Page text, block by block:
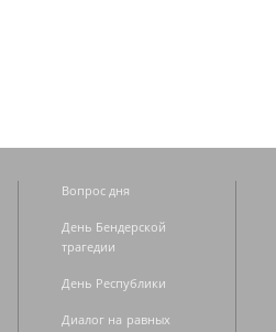
Вопрос дня
День Бендерской
трагедии
День Республики
Диалог на равных